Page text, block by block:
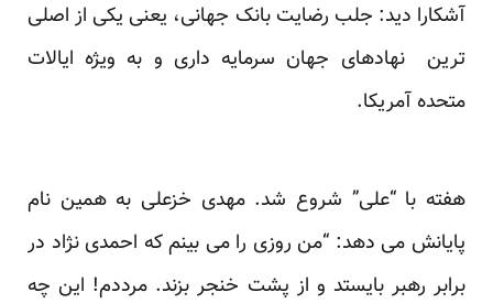
آشکارا دید: جلب رضایت بانک جهانی، یعنی یکی از اصلی
ترین نهادهای جهان سرمایه داری و به ویژه ایالات
متحده آمریکا.
هفته با “علی” شروع شد. مهدی خزعلی به همین نام
پایانش می دهد: “من روزی را می بینم که احمدی نژاد در
برابر رهبر بایستد و از پشت خنجر بزند. مرددم! این چه